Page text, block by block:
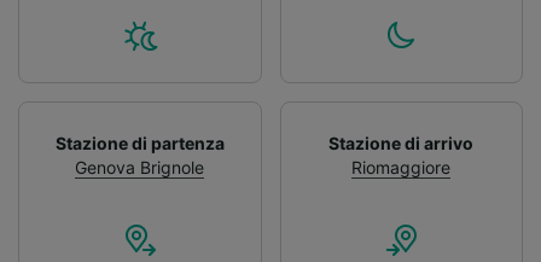
Stazione di partenza
Genova Brignole
Stazione di arrivo
Riomaggiore